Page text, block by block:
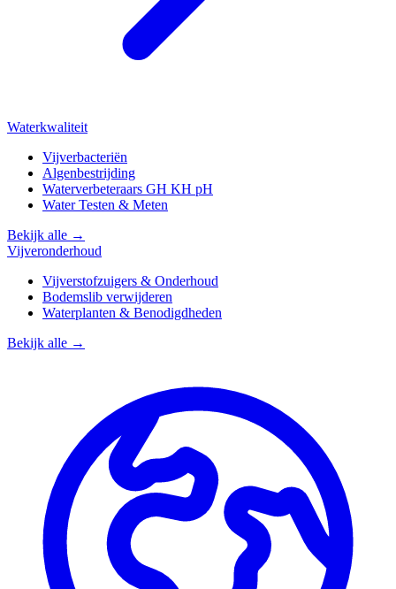
Waterkwaliteit
Vijverbacteriën
Algenbestrijding
Waterverbeteraars GH KH pH
Water Testen & Meten
Bekijk alle →
Vijveronderhoud
Vijverstofzuigers & Onderhoud
Bodemslib verwijderen
Waterplanten & Benodigdheden
Bekijk alle →